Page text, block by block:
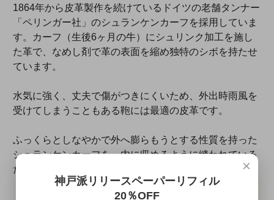
1864年から皮革製作を続けているドイツの老舗タンナー
「ペリンガー社」のシュランケンカーフを採用していま
す。カーフ（生後6ヶ月の牛）にシュリンク加工を施し
た革で、なめし剤で革の表面を縮め独特のシボを持たせ
ています。
水気に強く、丈夫で傷がつきにくいため、外出時雨風を
受けてしまうこともある鞄には最適の皮革です。
ふっくらとしなやかで外へ膨らもうとする性質を持った
シュランケンカーフを、内に収めるように縫われている
ため丸みが出て柔らかな仕上がりになっています。
×
神戸派リリースペーパーリフィル
20％OFF